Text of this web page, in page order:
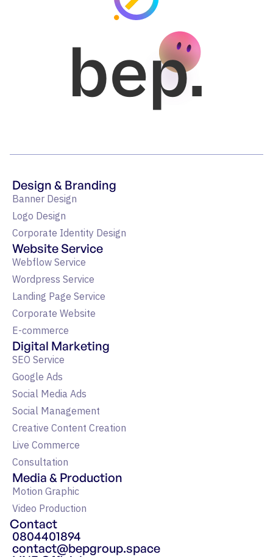
bep.
Design & Branding
Banner Design
Logo Design
Corporate Identity Design
Website Service
Webflow Service
Wordpress Service
Landing Page Service
Corporate Website
E-commerce
Digital Marketing
SEO Service
Google Ads
Social Media Ads
Social Management
Creative Content Creation
Live Commerce
Consultation
Media & Production
Motion Graphic
Video Production
Contact
0804401894
contact@bepgroup.space